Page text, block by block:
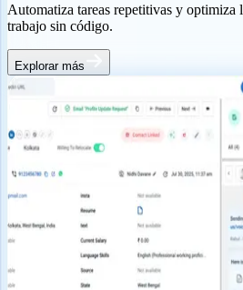
Automatiza tareas repetitivas y optimiza
trabajo sin código.
Explorar más